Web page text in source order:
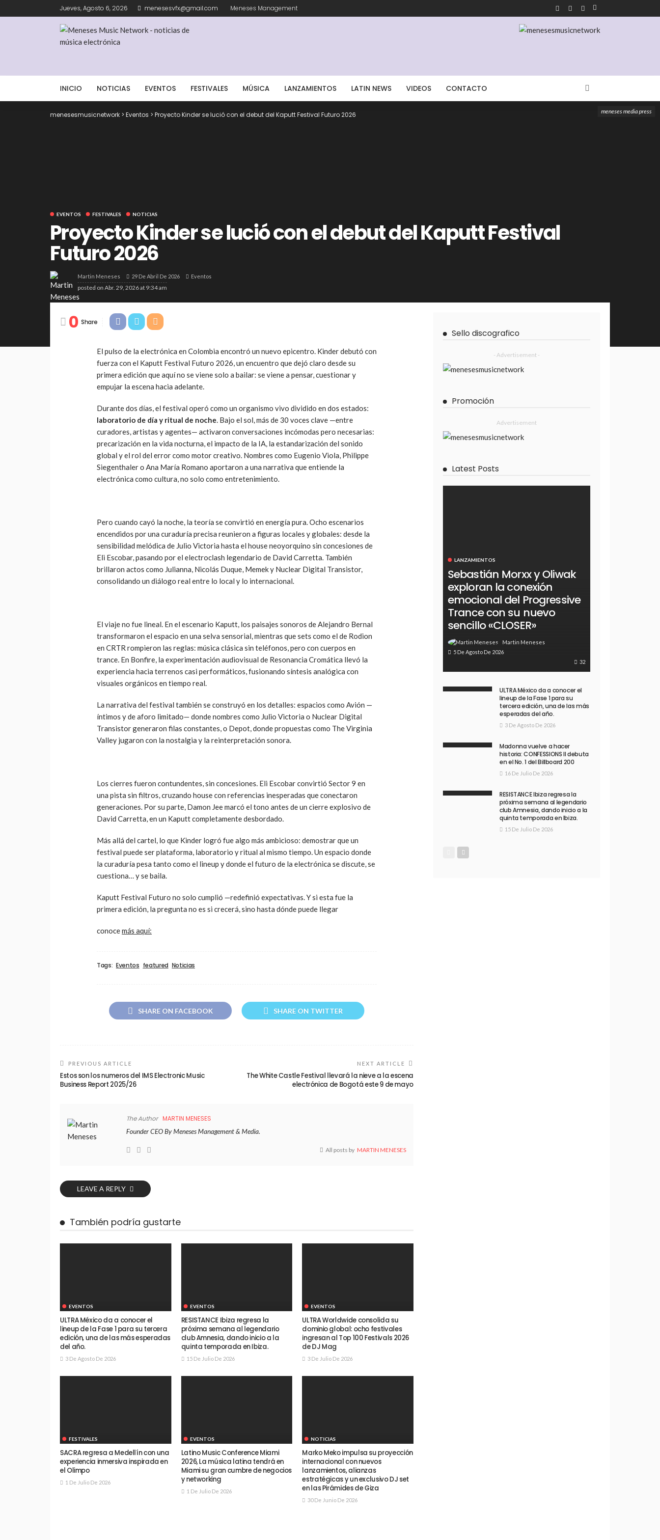
Jueves, Agosto 6, 2026 menesesvfx@gmail.com Meneses Management
INICIO NOTICIAS EVENTOS FESTIVALES MÚSICA LANZAMIENTOS LATIN NEWS VIDEOS CONTACTO
menesesmusicnetwork > Eventos > Proyecto Kinder se lució con el debut del Kaputt Festival Futuro 2026
EVENTOS FESTIVALES NOTICIAS
Proyecto Kinder se lució con el debut del Kaputt Festival
Futuro 2026
Martin Meneses 29 De Abril De 2026 Eventos
posted on Abr. 29, 2026 at 9:34 am
meneses media press
0 Share
El pulso de la electrónica en Colombia encontró un nuevo epicentro. Kinder debutó con
fuerza con el Kaputt Festival Futuro 2026, un encuentro que dejó claro desde su
primera edición que aquí no se viene solo a bailar: se viene a pensar, cuestionar y
empujar la escena hacia adelante.
Durante dos días, el festival operó como un organismo vivo dividido en dos estados:
laboratorio de día y ritual de noche. Bajo el sol, más de 30 voces clave —entre
curadores, artistas y agentes— activaron conversaciones incómodas pero necesarias:
precarización en la vida nocturna, el impacto de la IA, la estandarización del sonido
global y el rol del error como motor creativo. Nombres como Eugenio Viola, Philippe
Siegenthaler o Ana María Romano aportaron a una narrativa que entiende la
electrónica como cultura, no solo como entretenimiento.
Pero cuando cayó la noche, la teoría se convirtió en energía pura. Ocho escenarios
encendidos por una curaduría precisa reunieron a figuras locales y globales: desde la
sensibilidad melódica de Julio Victoria hasta el house neoyorquino sin concesiones de
Eli Escobar, pasando por el electroclash legendario de David Carretta. También
brillaron actos como Julianna, Nicolás Duque, Memek y Nuclear Digital Transistor,
consolidando un diálogo real entre lo local y lo internacional.
El viaje no fue lineal. En el escenario Kaputt, los paisajes sonoros de Alejandro Bernal
transformaron el espacio en una selva sensorial, mientras que sets como el de Rodion
en CRTR rompieron las reglas: música clásica sin teléfonos, pero con cuerpos en
trance. En Bonfire, la experimentación audiovisual de Resonancia Cromática llevó la
experiencia hacia terrenos casi performáticos, fusionando síntesis analógica con
visuales orgánicos en tiempo real.
La narrativa del festival también se construyó en los detalles: espacios como Avión —
íntimos y de aforo limitado— donde nombres como Julio Victoria o Nuclear Digital
Transistor generaron filas constantes, o Depot, donde propuestas como The Virginia
Valley jugaron con la nostalgia y la reinterpretación sonora.
Los cierres fueron contundentes, sin concesiones. Eli Escobar convirtió Sector 9 en
una pista sin filtros, cruzando house con referencias inesperadas que conectaron
generaciones. Por su parte, Damon Jee marcó el tono antes de un cierre explosivo de
David Carretta, en un Kaputt completamente desbordado.
Más allá del cartel, lo que Kinder logró fue algo más ambicioso: demostrar que un
festival puede ser plataforma, laboratorio y ritual al mismo tiempo. Un espacio donde
la curaduría pesa tanto como el lineup y donde el futuro de la electrónica se discute, se
cuestiona… y se baila.
Kaputt Festival Futuro no solo cumplió —redefinió expectativas. Y si esta fue la
primera edición, la pregunta no es si crecerá, sino hasta dónde puede llegar
conocemás aquí:
Tags: Eventos featured Noticias
SHARE ON FACEBOOK SHARE ON TWITTER
PREVIOUS ARTICLE
Estos son los numeros del IMS Electronic Music
Business Report 2025/26
NEXT ARTICLE
The White Castle Festival llevará la nieve a la escena
electrónica de Bogotá este 9 de mayo
The Author MARTIN MENESES
Founder CEO By Meneses Management & Media.
All posts by MARTIN MENESES
LEAVE A REPLY
También podría gustarte
EVENTOS
ULTRA México da a conocer el
lineup de la Fase 1 para su tercera
edición, una de las más esperadas
del año.
3 De Agosto De 2026
EVENTOS
RESISTANCE Ibiza regresa la
próxima semana al legendario
club Amnesia, dando inicio a la
quinta temporada en Ibiza.
15 De Julio De 2026
EVENTOS
ULTRA Worldwide consolida su
dominio global: ocho festivales
ingresan al Top 100 Festivals 2026
de DJ Mag
3 De Julio De 2026
FESTIVALES
SACRA regresa a Medellín con una
experiencia inmersiva inspirada en
el Olimpo
1 De Julio De 2026
EVENTOS
Latino Music Conference Miami
2026, La música latina tendrá en
Miami su gran cumbre de negocios
y networking
1 De Julio De 2026
NOTICIAS
Marko Meko impulsa su proyección
internacional con nuevos
lanzamientos, alianzas
estratégicas y un exclusivo DJ set
en las Pirámides de Giza
30 De Junio De 2026
Sello discografico
- Advertisement -
Promoción
Advertisement
Latest Posts
LANZAMIENTOS
Sebastián Morxx y Oliwak
exploran la conexión
emocional del Progressive
Trance con su nuevo
sencillo «CLOSER»
Martin Meneses
5 De Agosto De 2026
32
ULTRA México da a conocer el
lineup de la Fase 1 para su
tercera edición, una de las más
esperadas del año.
3 De Agosto De 2026
Madonna vuelve a hacer
historia: CONFESSIONS II debuta
en el No. 1 del Billboard 200
16 De Julio De 2026
RESISTANCE Ibiza regresa la
próxima semana al legendario
club Amnesia, dando inicio a la
quinta temporada en Ibiza.
15 De Julio De 2026